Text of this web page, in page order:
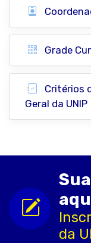
Grade
Critérios
Geral da UNIP
da